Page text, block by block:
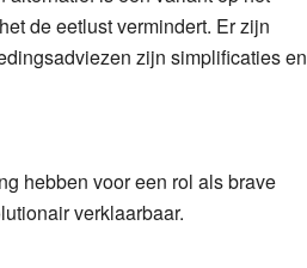
de eetlust vermindert. Er zijn
zijn simplificaties en
hebben voor een rol als brave
verklaarbaar.